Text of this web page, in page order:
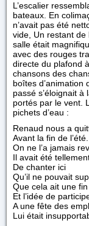
L’escalier
bateaux. En
n’avait pas été
vide, Un restant
salle était
avec des rouges
directe du plafond
chansons des
boîtes d’animation
passé s’éloignait
portés par le vent.
pichets d’eau :
Renaud nous a
Avant la fin de l’été.
On ne l’a jamais
Il avait été
De chanter ici
Qu’il ne pouvait
Que cela ait une fin
Et l’idée de
A une fête des
Lui était